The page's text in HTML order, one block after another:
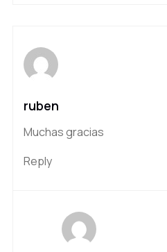
ruben
Muchas gracias
Reply